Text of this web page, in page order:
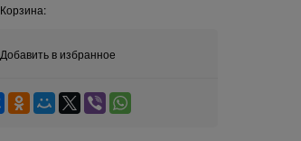
Корзина:
Добавить в избранное